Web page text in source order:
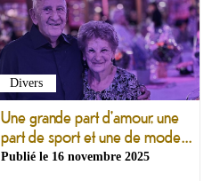
Divers
Une grande part d'amour, une
part de sport et une de mode...
Publié le 16 novembre 2025